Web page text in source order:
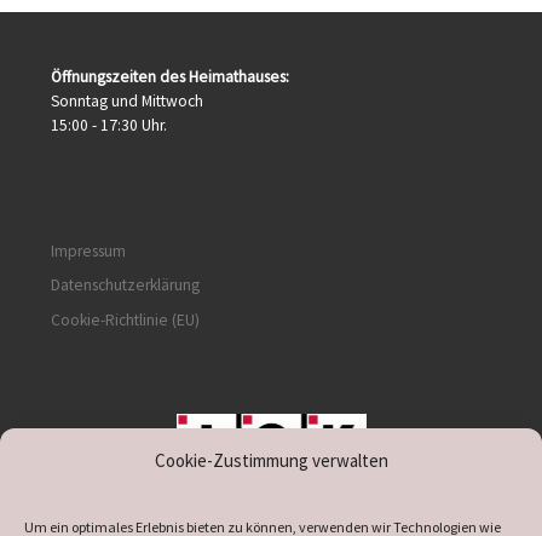
Cookie-Zustimmung verwalten
Um ein optimales Erlebnis bieten zu können, verwenden wir Technologien wie
Öffnungszeiten des Heimathauses:
Sonntag und Mittwoch
15:00 - 17:30 Uhr.
Impressum
Datenschutzerklärung
Cookie-Richtlinie (EU)